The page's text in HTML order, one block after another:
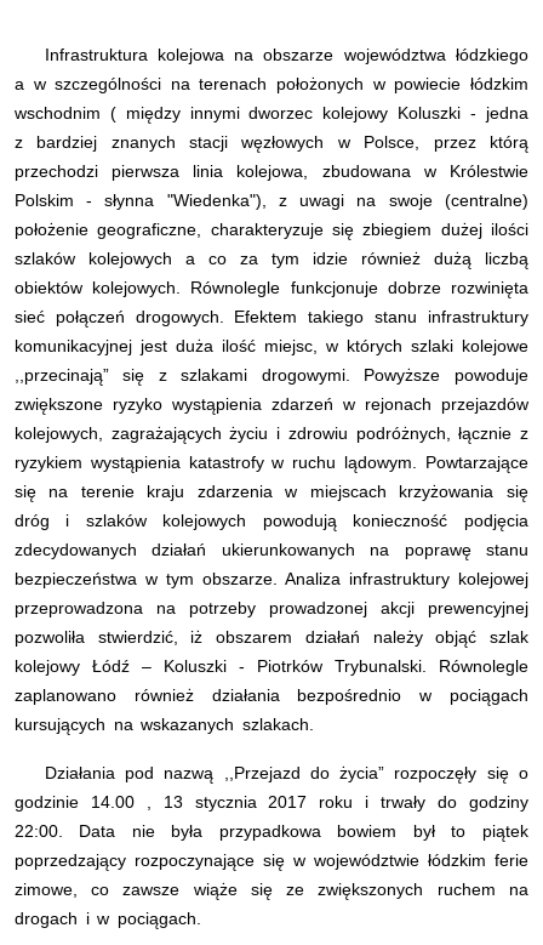
Infrastruktura kolejowa na obszarze województwa łódzkiego
a w szczególności na terenach położonych w powiecie łódzkim
wschodnim ( między innymi dworzec kolejowy Koluszki - jedna
z bardziej znanych stacji węzłowych w Polsce, przez którą
przechodzi pierwsza linia kolejowa, zbudowana w Królestwie
Polskim - słynna "Wiedenka"), z uwagi na swoje (centralne)
położenie geograficzne, charakteryzuje się zbiegiem dużej ilości
szlaków kolejowych a co za tym idzie również dużą liczbą
obiektów kolejowych. Równolegle funkcjonuje dobrze rozwinięta
sieć połączeń drogowych. Efektem takiego stanu infrastruktury
komunikacyjnej jest duża ilość miejsc, w których szlaki kolejowe
,,przecinają” się z szlakami drogowymi. Powyższe powoduje
zwiększone ryzyko wystąpienia zdarzeń w rejonach przejazdów
kolejowych, zagrażających życiu i zdrowiu podróżnych, łącznie z
ryzykiem wystąpienia katastrofy w ruchu lądowym. Powtarzające
się na terenie kraju zdarzenia w miejscach krzyżowania się
dróg i szlaków kolejowych powodują konieczność podjęcia
zdecydowanych działań ukierunkowanych na poprawę stanu
bezpieczeństwa w tym obszarze. Analiza infrastruktury kolejowej
przeprowadzona na potrzeby prowadzonej akcji prewencyjnej
pozwoliła stwierdzić, iż obszarem działań należy objąć szlak
kolejowy Łódź – Koluszki - Piotrków Trybunalski. Równolegle
zaplanowano również działania bezpośrednio w pociągach
kursujących na wskazanych szlakach.
Działania pod nazwą ,,Przejazd do życia” rozpoczęły się o
godzinie 14.00 , 13 stycznia 2017 roku i trwały do godziny
22:00. Data nie była przypadkowa bowiem był to piątek
poprzedzający rozpoczynające się w województwie łódzkim ferie
zimowe, co zawsze wiąże się ze zwiększonych ruchem na
drogach i w pociągach.